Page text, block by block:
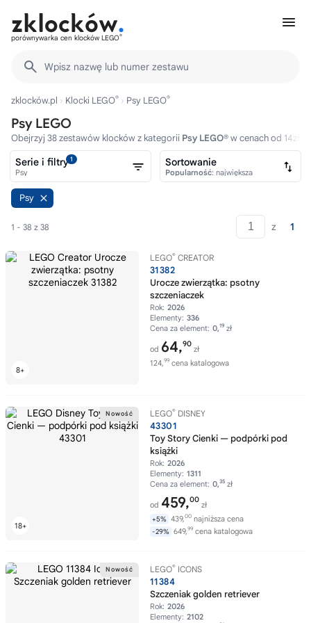
porównywarka cen klocków LEGO®
Wpisz nazwę lub numer zestawu
zklocków.pl Klocki LEGO® Psy LEGO®
Psy LEGO
Obejrzyj 38 zestawów klocków z kategorii Psy LEGO®w cenach od 14zł.
Psy
1 - 38 z 38 z 1
LEGO® CREATOR
31382
Urocze zwierzątka: psotny
szczeniaczek
Rok: 2026
Elementy: 336
Cena za element: 0,19 zł
od 64,90
zł
124,99 cena katalogowa
LEGO® DISNEY
43301
Toy Story Cienki — podpórki pod
książki
Rok: 2026
Elementy: 1311
Cena za element: 0,35 zł
od 459,00
zł
+5% 439,00 najniższa cena
-29% 649,99 cena katalogowa
LEGO® ICONS
11384
Szczeniak golden retriever
Rok: 2026
Elementy: 2102
Serie i filtry1
Psy
Sortowanie
Popularność: największa